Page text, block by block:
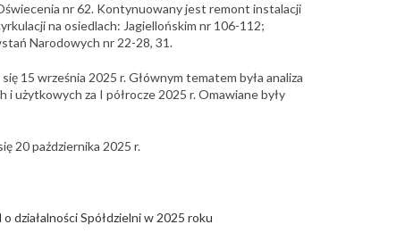
nr 62. Kontynuowany jest remont instalacji
na osiedlach: Jagiellońskim nr 106-112;
Narodowych nr 22-28, 31.
15 września 2025 r. Głównym tematem była analiza
i użytkowych za I półrocze 2025 r. Omawiane były
20 października 2025 r.
działalności Spółdzielni w 2025 roku